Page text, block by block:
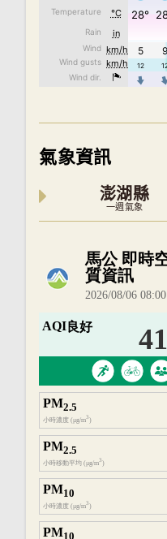
氣象資訊
澎湖縣
一週氣象
內嵌空氣品質小